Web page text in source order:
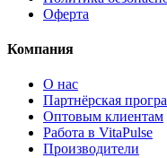
Оферта
Компания
О нас
Партнёрская
Оптовым клиентам
Работа в VitaPulse
Производители